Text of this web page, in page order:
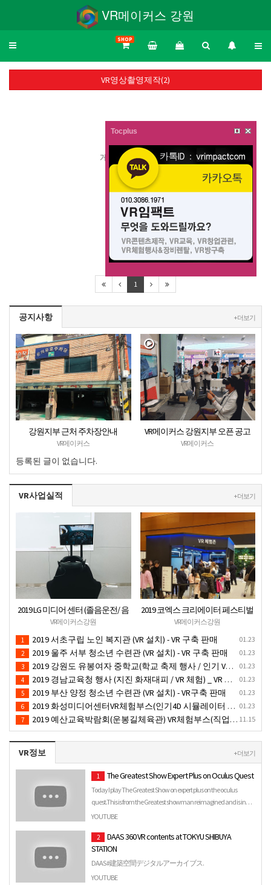
VR메이커스 강원
Toggle
SHOP
VR영상촬영제작(2)
게시물이 없습니다.
목록
1
공지사항 + 더보기
강원지부 근처 주차장안내
VR메이커스
VR메이커스 강원지부 오픈 공고
VR메이커스
등록된 글이 없습니다.
VR사업실적 + 더보기
2019 LG 미디어 센터 (졸음운전/ 음
주운전 체험 행사) VR 체험 - VR 렌탈
대여 행사
VR메이커스강원
2019 코엑스 크리에이터 페스티벌
VR체험 부스 (인기 VR 체험) - VR렌
탈대여 행사
VR메이커스강원
01.23
1 2019 서초구립 노인 복지관 (VR 설치) - VR 구축 판매
01.23
2 2019 울주 서부 청소년 수련관 (VR 설치) - VR 구축 판매
01.23
3 2019 강원도 유봉여자 중학교(학교 축제 행사 / 인기 VR 컨텐츠 ) - VR렌탈대여 행사
01.23
4 2019 경남교육청 행사 (지진 화재대피 / VR 체험) _ VR 렌탈대여행사
01.23
5 2019 부산 양정 청소년 수련관 (VR 설치) - VR구축 판매
01.23
6 2019 화성미디어센터VR체험부스(인기4D 시뮬레이터 체험)-VR렌탈대여 행사
11.15
7 2019 예산교육박람회(운봉길체육관) VR체험부스(직업진로체험 / 인기VR체험)-VR렌탈대여행사
VR정보 + 더보기
1 The Greatest Show Expert Plus on Oculus Quest
Today I play The Greatest Show on expert plus on the oculus
quest.This is from the Greatest showman reimagined and is in…
YOUTUBE
2
DAAS 360 VR contents at TOKYU SHIBUYA
STATION
DAAS #建築空間デジタルアーカイブス.
YOUTUBE
Tocplus